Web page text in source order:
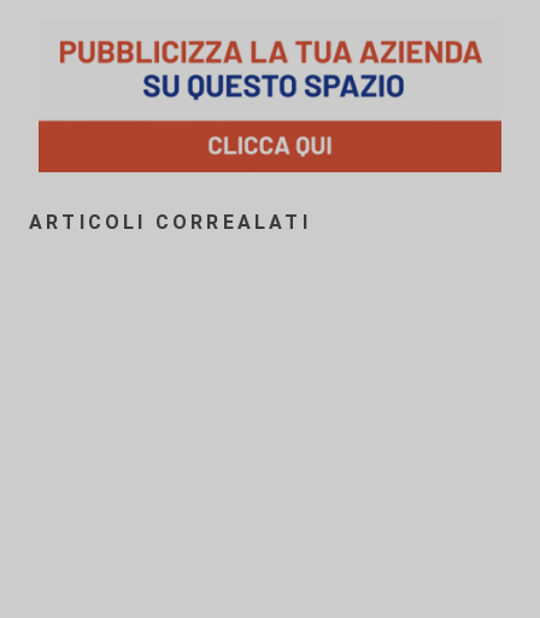
ARTICOLI CORREALATI